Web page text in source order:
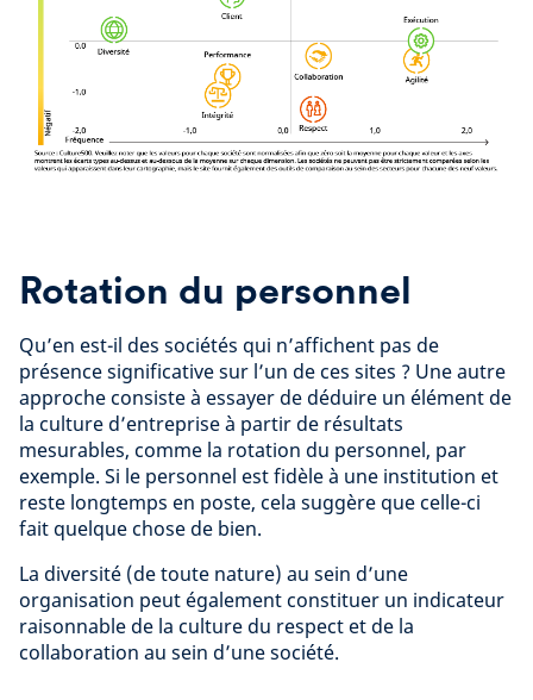
Rotation du personnel
Qu’en est-il des sociétés qui n’affichent pas de
présence significative sur l’un de ces sites ? Une autre
approche consiste à essayer de déduire un élément de
la culture d’entreprise à partir de résultats
mesurables, comme la rotation du personnel, par
exemple. Si le personnel est fidèle à une institution et
reste longtemps en poste, cela suggère que celle-ci
fait quelque chose de bien.
La diversité (de toute nature) au sein d’une
organisation peut également constituer un indicateur
raisonnable de la culture du respect et de la
collaboration au sein d’une société.